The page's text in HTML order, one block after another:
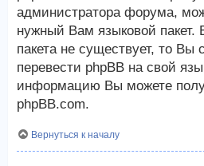
администратора форума,
нужный Вам языковой пакет.
пакета не существует, то Вы
перевести phpBB на свой
информацию Вы можете
phpBB.com.
Вернуться к началу